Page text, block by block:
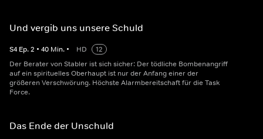
Und vergib uns unsere Schuld
S4 Ep.2 • 40 Min. • HD
12
Der Berater von Stabler ist sich sicher: Der tödliche Bombenangriff
auf ein spirituelles Oberhaupt ist nur der Anfang einer der
größeren Verschwörung. Höchste Alarmbereitschaft für die Task
Force.
Das Ende der Unschuld